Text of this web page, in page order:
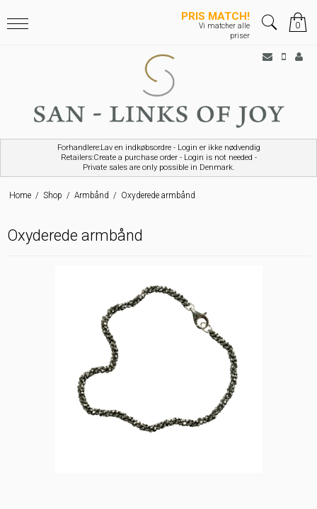
Forhandlere:Lav en indkøbsordre - Login er ikke nødvendig
Retailers:Create a purchase order - Login is not needed -
Private sales are only possible in Denmark.
0
PRIS MATCH!
Vi matcher alle
priser
Home / Shop / Armbånd / Oxyderede armbånd
Oxyderede armbånd